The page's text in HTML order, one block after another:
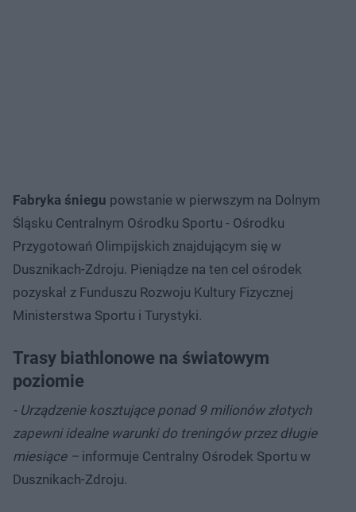
Fabryka śniegu powstanie w pierwszym na Dolnym
Śląsku Centralnym Ośrodku Sportu - Ośrodku
Przygotowań Olimpijskich znajdującym się w
Dusznikach-Zdroju. Pieniądze na ten cel ośrodek
pozyskał z Funduszu Rozwoju Kultury Fizycznej
Ministerstwa Sportu i Turystyki.
Trasy biathlonowe na światowym
poziomie
- Urządzenie kosztujące ponad 9 milionów złotych
zapewni idealne warunki do treningów przez długie
miesiące – informuje Centralny Ośrodek Sportu w
Dusznikach-Zdroju.